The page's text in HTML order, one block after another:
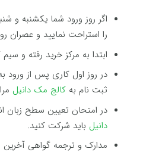
اگر روز ورود شما یکشنبه و
را استراحت نمایید و عصران
ابتدا به مرکز خرید رفته و
در روز اول کاری پس از ورود
ثبت نام به کالج مک دانیل
در امتحان تعیین سطح زبان
دانیل باید شرکت کنید.
مدارک و ترجمه گواهی